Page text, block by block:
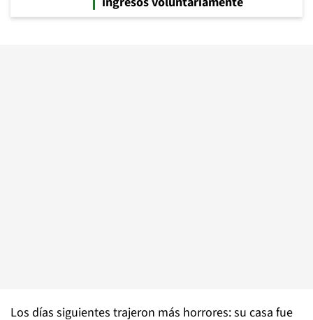
Los días siguientes trajeron más horrores: su casa fue